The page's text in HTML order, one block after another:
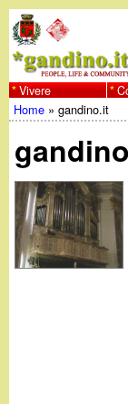
al
w
w
w
.
g
Vivere
sei
qui
Home »gandino.it